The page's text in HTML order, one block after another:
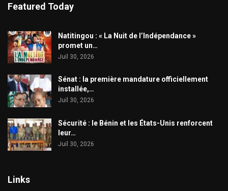
Featured Today
​Natitingou : « La Nuit de l’Indépendance »
promet un…
Juil 30, 2026
Sénat : la première mandature officiellement
installée,…
Juil 30, 2026
Sécurité : le Bénin et les États-Unis renforcent
leur…
Juil 30, 2026
Links